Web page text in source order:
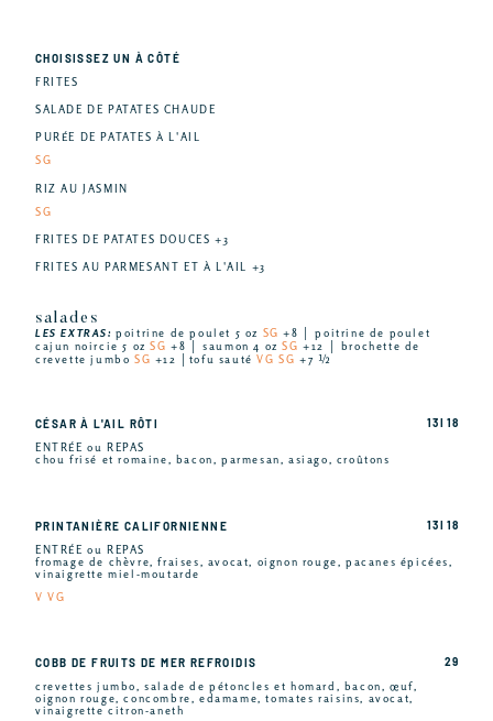
CHOISISSEZ UN À CÔTÉ
FRITES
SALADE DE PATATES CHAUDE
PURÉE DE PATATES À L'AIL
SG
RIZ AU JASMIN
SG
FRITES DE PATATES DOUCES +3
FRITES AU PARMESANT ET À L'AIL +3
salades
LES EXTRAS: poitrine de poulet 5 oz SG +8 │ poitrine de poulet
cajun noircie 5 ozSG +8 │ saumon 4 ozSG +12 │ brochette de
crevette jumbo SG +12 │tofu sautéVG SG +7 ½
CÉSAR À L'AIL RÔTI
ENTRÉE ou REPAS
chou frisé et romaine, bacon, parmesan, asiago, croûtons
13 I 18
PRINTANIÈRE CALIFORNIENNE
ENTRÉE ou REPAS
fromage de chèvre, fraises, avocat, oignon rouge, pacanes épicées,
vinaigrette miel-moutarde
V VG
13 I 18
COBB DE FRUITS DE MER REFROIDIS
crevettes jumbo, salade de pétoncles et homard, bacon, œuf,
oignon rouge, concombre, edamame, tomates raisins, avocat,
vinaigrette citron-aneth
29